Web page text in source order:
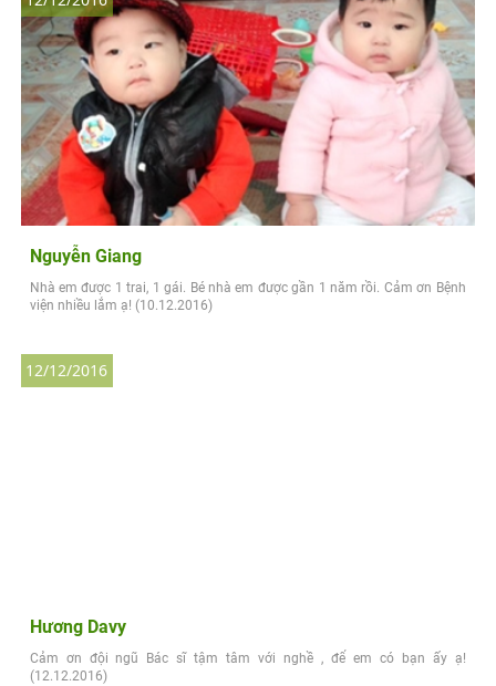
Nguyễn Giang
Nhà em được 1 trai, 1 gái. Bé nhà em được gần 1 năm rồi. Cảm ơn Bệnh
viện nhiều lắm ạ! (10.12.2016)
Hương Davy
Cảm ơn đội ngũ Bác sĩ tậm tâm với nghề , để em có bạn ấy ạ!
(12.12.2016)
12/12/2016